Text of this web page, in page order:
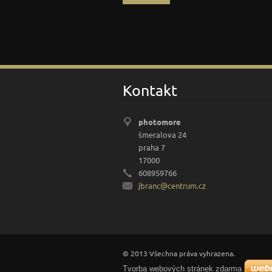
Kontakt
photomore
šmeralova 24
praha 7
17000
608959766
jbranc@centrum.cz
© 2013 Všechna práva vyhrazena.
Tvorba webových stránek zdarma